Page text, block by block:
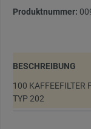
Produktnummer:
BESCHREIBUNG
100 KAFFEEFILTER
TYP 202